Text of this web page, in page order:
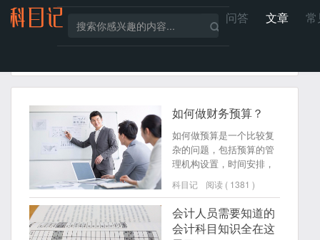
问答 文章 常
如何做财务预算？
如何做预算是一个比较复
杂的问题，包括预算的管
理机构设置，时间安排，
人员分工，预算内容形式
等。预算的内容则又包括
预算的编制，实际执行过
程中的控制以及事后的分
析。
科目记 阅读 ( 1381 )
会计人员需要知道的
会计科目知识全在这